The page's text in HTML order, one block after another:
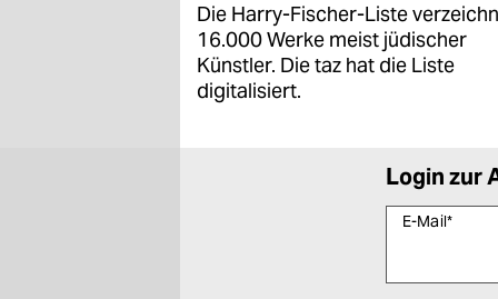
Die Harry-Fischer-Liste
16.000 Werke meist jüdischer
Künstler. Die taz hat die Liste
digitalisiert.
Login zur
E-Mail*